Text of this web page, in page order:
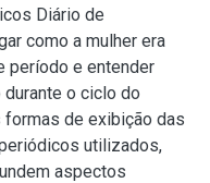
Diário de
como a mulher era
período e entender
o ciclo do
de exibição das
utilizados,
aspectos